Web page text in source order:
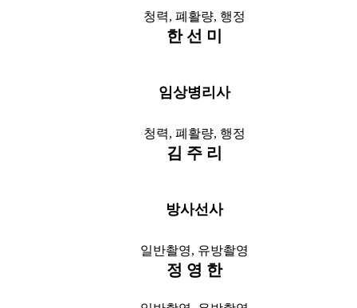
청력, 폐활량, 행정
한 선 미
임상병리사
청력, 폐활량, 행정
김 주 리
방사선사
일반촬영, 유방촬영
정 영 한